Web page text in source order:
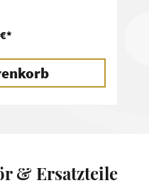
& Ersatzteile